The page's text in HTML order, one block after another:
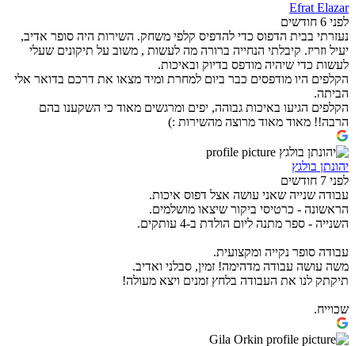
Efrat Elazar
לפני 6 חודשים
נעזרתי בבית הדפוס כדי להדפיס קלפי משחק. השירות היה סופר אדיב,
יעיל וזריז. קיבלתי הנחייה ברורה מה לעשות , משוב על תיקונים שעלי
לעשות כדי שיהיה מודפס בדיוק ובאיכות.
הקלפים היו מודפסים כבר ביום למחרת ומיד מצאו את דרכם בדואר אלי
הביתה.
הקלפים הגיעו באיכות גבוהה, יפים ומרגשים מאוד כי השקענו בהם
הרבה!! מאוד מאוד מרוצה מהשירות :)
יהונתן בולגץ
לפני 7 חודשים
עבודה שנייה שאני עושה אצל דפוס איכות.
הראשונה - כרטיסי ביקור שיצאו מושלמים.
השנייה - ספר מתנה ליום הולדת ב-4 עותקים.
עבודה סופר נקייה ומקצועית.
משה עושה עבודה מדהימה! זמין, סבלני ואדיב.
תיקתק לנו את העבודה בלחץ זמנים ויצא מעולה!
שכוייח.